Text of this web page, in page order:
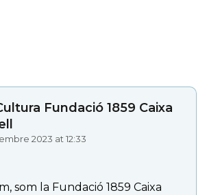
Fundació 1859 Caixa
2023 at 12:33
som la Fundació 1859 Caixa